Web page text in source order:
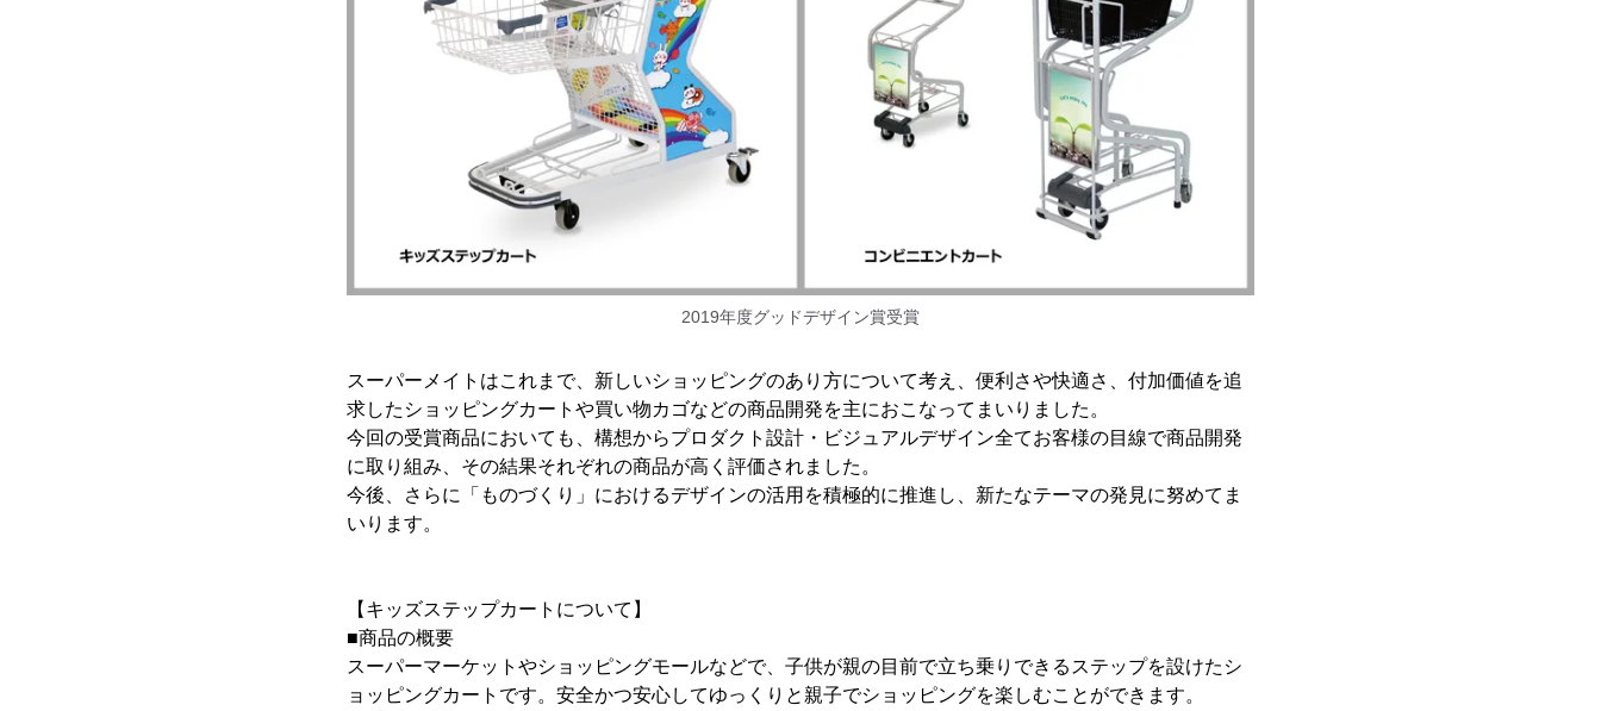
2019年度グッドデザイン賞受賞
スーパーメイトはこれまで、新しいショッピングのあり方について考え、便利さや快適さ、付加価値を追
求したショッピングカートや買い物カゴなどの商品開発を主におこなってまいりました。
今回の受賞商品においても、構想からプロダクト設計・ビジュアルデザイン全てお客様の目線で商品開発
に取り組み、その結果それぞれの商品が高く評価されました。
今後、さらに「ものづくり」におけるデザインの活用を積極的に推進し、新たなテーマの発見に努めてま
いります。
【キッズステップカートについて】
■商品の概要
スーパーマーケットやショッピングモールなどで、子供が親の目前で立ち乗りできるステップを設けたシ
ョッピングカートです。安全かつ安心してゆっくりと親子でショッピングを楽しむことができます。